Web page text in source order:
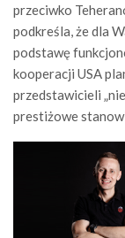
przeciwko
podkreśla, że dla
podstawę
kooperacji USA
przedstawicieli
prestiżowe